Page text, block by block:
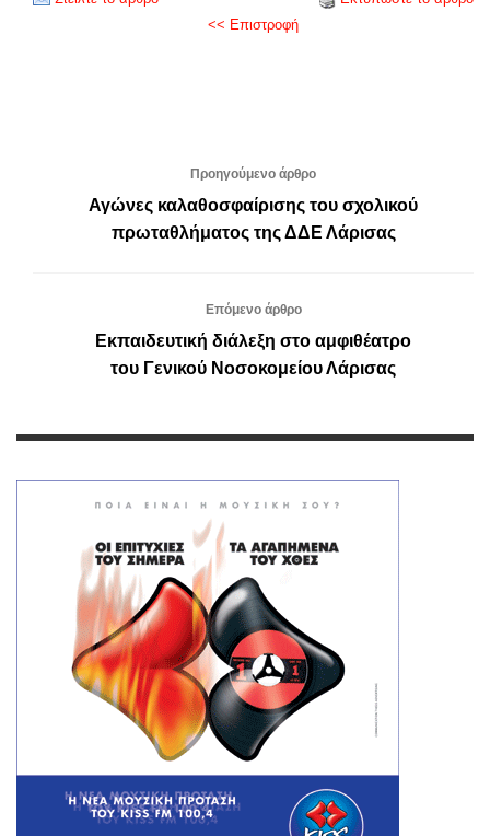
<< Επιστροφή
Προηγούμενο άρθρο
Αγώνες καλαθοσφαίρισης του σχολικού
πρωταθλήματος της ΔΔΕ Λάρισας
Επόμενο άρθρο
Eκπαιδευτική διάλεξη στο αμφιθέατρο
του Γενικού Νοσοκομείου Λάρισας